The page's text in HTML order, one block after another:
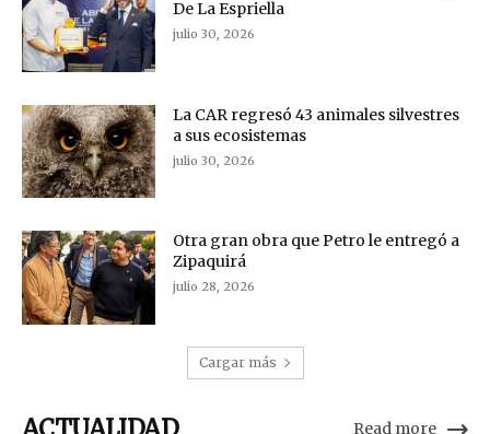
De La Espriella
julio 30, 2026
La CAR regresó 43 animales silvestres
a sus ecosistemas
julio 30, 2026
Otra gran obra que Petro le entregó a
Zipaquirá
julio 28, 2026
Cargar más
Read more